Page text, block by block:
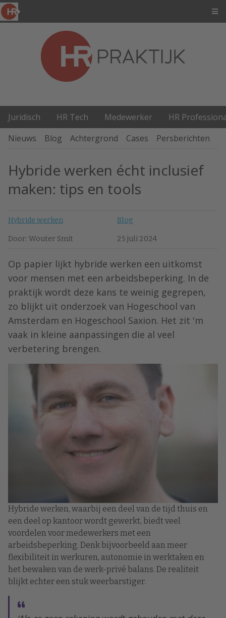
Juridisch HR Tech Medewerker
HR
Nieuws
Blog Achtergrond Cases Persberichten
Hybride werken écht inclusief
maken: tips en tools
Hybride werken Blog
Door: Wouter Smit 25 juli 2024
Op papier lijkt hybride werken een uitkomst
voor mensen met een arbeidsbeperking. In de
praktijk wordt deze kans te weinig gegrepen,
zo blijkt uit onderzoek van Hogeschool van
Amsterdam en Hogeschool Saxion. Het zit 'm
vaak in kleine aanpassingen die al veel
verbetering brengen.
Hybride werken, waarbij een deel van de tijd thuis en
een deel op kantoor wordt gewerkt, biedt veel
voordelen voor medewerkers met een
arbeidsbeperking. Denk bijvoorbeeld aan meer
flexibiliteit in werkuren, autonomie in werktaken en
het bewaken van de werk-privé balans. De realiteit
blijkt echter een stuk weerbarstiger.